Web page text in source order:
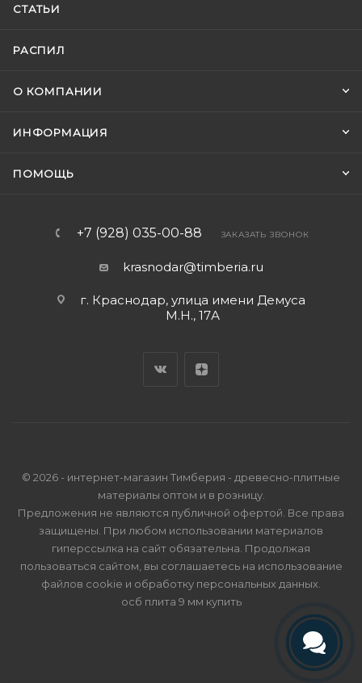
СТАТЬИ
РАСПИЛ
О КОМПАНИИ
ИНФОРМАЦИЯ
ПОМОЩЬ
+7 (928) 035-00-88 ЗАКАЗАТЬ ЗВОНОК
krasnodar@timberia.ru
г. Краснодар, улица имени Демуса
М.Н., 17А
© 2026 - интернет-магазин Тимберия - древесно-плитные
материалы оптом и в розницу.
Предложения не являются публичной офертой. Все права
защищены. При любом использовании материалов
гиперссылка на сайт обязательна. Продолжая
пользоваться сайтом, вы соглашаетесь на использование
файлов cookie и обработку персональных данных
осб плита 9 мм купить